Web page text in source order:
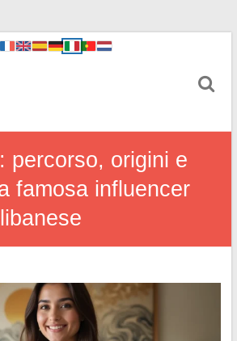
percorso, origini e
famosa influencer